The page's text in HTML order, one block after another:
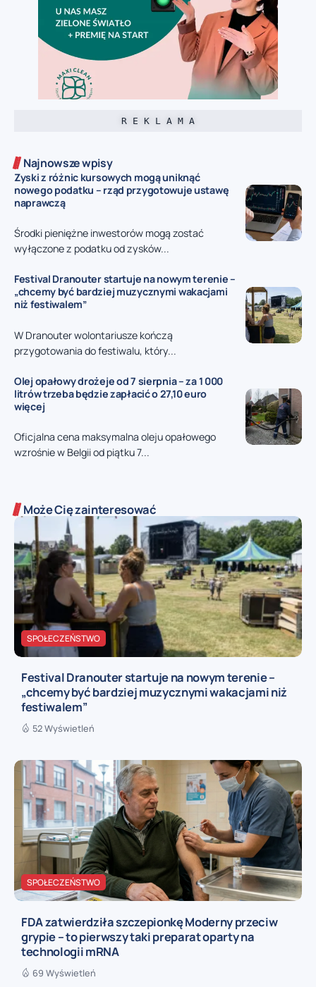
R E K L A M A
Najnowsze wpisy
Zyski z różnic kursowych mogą uniknąć
nowego podatku – rząd przygotowuje ustawę
naprawczą
Środki pieniężne inwestorów mogą zostać
wyłączone z podatku od zysków...
Festival Dranouter startuje na nowym terenie –
„chcemy być bardziej muzycznymi wakacjami
niż festiwalem”
W Dranouter wolontariusze kończą
przygotowania do festiwalu, który...
Olej opałowy drożeje od 7 sierpnia – za 1 000
litrów trzeba będzie zapłacić o 27,10 euro
więcej
Oficjalna cena maksymalna oleju opałowego
wzrośnie w Belgii od piątku 7...
Może Cię zainteresować
SPOŁECZEŃSTWO
Festival Dranouter startuje na nowym terenie –
„chcemy być bardziej muzycznymi wakacjami niż
festiwalem”
52 Wyświetleń
SPOŁECZEŃSTWO
FDA zatwierdziła szczepionkę Moderny przeciw
grypie – to pierwszy taki preparat oparty na
technologii mRNA
69 Wyświetleń